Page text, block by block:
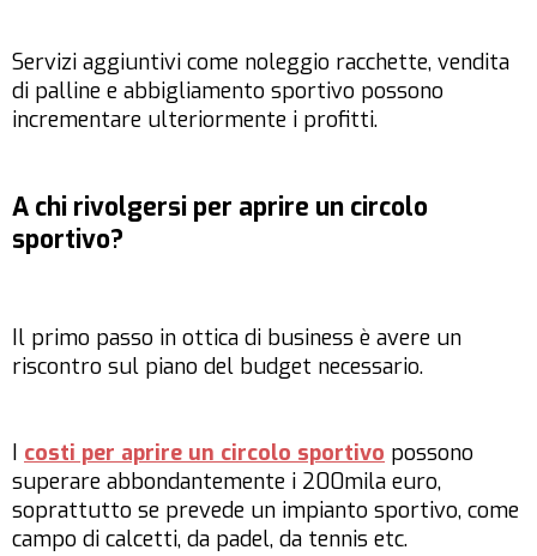
Servizi aggiuntivi come noleggio racchette, vendita
di palline e abbigliamento sportivo possono
incrementare ulteriormente i profitti.
A chi rivolgersi per aprire un circolo
sportivo?
Il primo passo in ottica di business è avere un
riscontro sul piano del budget necessario.
I costi per aprire un circolo sportivo possono
superare abbondantemente i 200mila euro,
soprattutto se prevede un impianto sportivo, come
campo di calcetti, da padel, da tennis etc.